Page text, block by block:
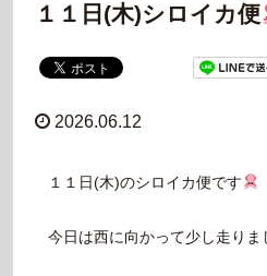
１１日(木)シロイカ便
2026.06.12
１１日(木)のシロイカ便です
今日は西に向かって少し走りま